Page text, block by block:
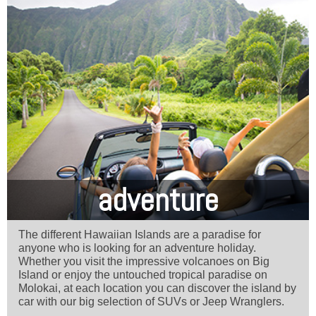
adventure
The different Hawaiian Islands are a paradise for
anyone who is looking for an adventure holiday.
Whether you visit the impressive volcanoes on Big
Island or enjoy the untouched tropical paradise on
Molokai, at each location you can discover the island by
car with our big selection of SUVs or Jeep Wranglers.